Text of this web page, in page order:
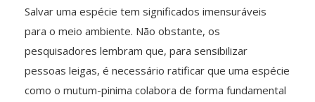
Salvar uma espécie tem significados imensuráveis
para o meio ambiente. Não obstante, os
pesquisadores lembram que, para sensibilizar
pessoas leigas, é necessário ratificar que uma espécie
como o mutum-pinima colabora de forma fundamental